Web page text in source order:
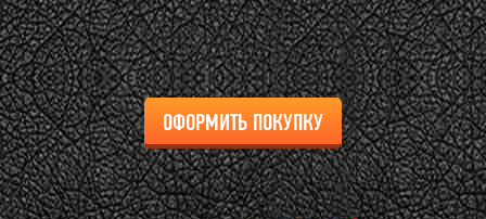
ОФОРМИТЬ ПОКУПКУ